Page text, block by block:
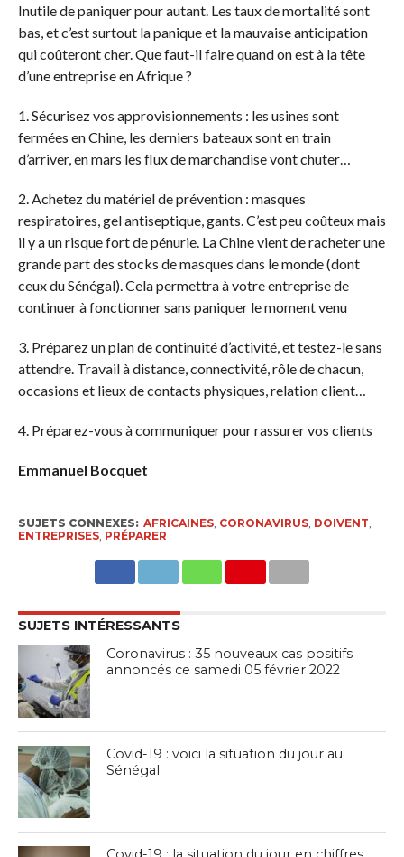
Inutile de paniquer pour autant. Les taux de mortalité sont
bas, et c’est surtout la panique et la mauvaise anticipation
qui coûteront cher. Que faut-il faire quand on est à la tête
d’une entreprise en Afrique ?
1. Sécurisez vos approvisionnements : les usines sont
fermées en Chine, les derniers bateaux sont en train
d’arriver, en mars les flux de marchandise vont chuter…
2. Achetez du matériel de prévention : masques
respiratoires, gel antiseptique, gants. C’est peu coûteux mais
il y a un risque fort de pénurie. La Chine vient de racheter une
grande part des stocks de masques dans le monde (dont
ceux du Sénégal). Cela permettra à votre entreprise de
continuer à fonctionner sans paniquer le moment venu
3. Préparez un plan de continuité d’activité, et testez-le sans
attendre. Travail à distance, connectivité, rôle de chacun,
occasions et lieux de contacts physiques, relation client…
4. Préparez-vous à communiquer pour rassurer vos clients
Emmanuel Bocquet
SUJETS CONNEXES: AFRICAINES, CORONAVIRUS, DOIVENT
ENTREPRISES, PRÉPARER
SUJETS INTÉRESSANTS
Coronavirus : 35 nouveaux cas positifs
annoncés ce samedi 05 février 2022
Covid-19 : voici la situation du jour au
Sénégal